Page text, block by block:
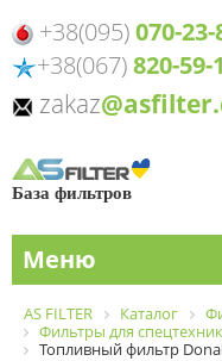
+38(095)070-23-
+38(067)820-59-
zakaz
База фильтров
Меню
AS FILTER Каталог
Фильтры для
Топливный фильтр